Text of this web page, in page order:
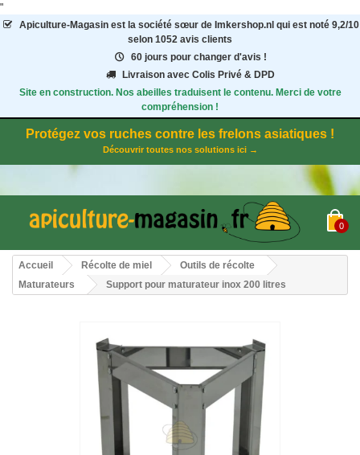
"
Apiculture-Magasinest la société sœur de Imkershop.nl qui est noté 9,2/10
selon 1052 avis clients
60 jours pour changer d'avis !
Livraison avec Colis Privé & DPD
Site en construction. Nos abeilles traduisent le contenu. Merci de votre
compréhension !
Protégez vos ruches contre les frelons asiatiques !
Découvrir toutes nos solutions ici →
0
Accueil Récolte de miel
Outils de récolte
Maturateurs
Support pour maturateur inox 200 litres